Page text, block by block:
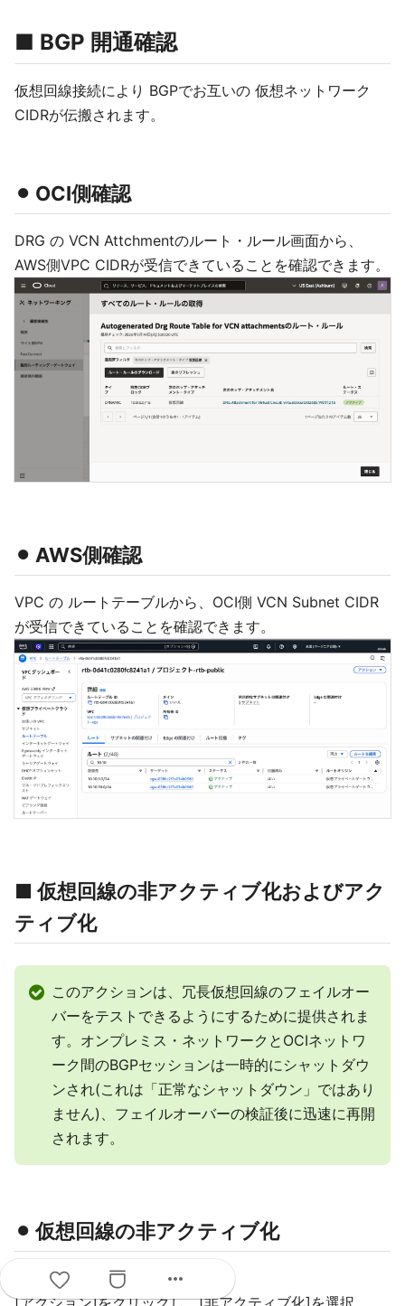
■ BGP 開通確認
仮想回線接続により BGPでお互いの 仮想ネットワーク
CIDRが伝搬されます。
⚫︎ OCI側確認
DRG の VCN Attchmentのルート・ルール画面から、
AWS側VPC CIDRが受信できていることを確認できます。
⚫︎ AWS側確認
VPC の ルートテーブルから、OCI側 VCN Subnet CIDR
が受信できていることを確認できます。
■ 仮想回線の非アクティブ化およびアク
ティブ化
このアクションは、冗長仮想回線のフェイルオー
バーをテストできるようにするために提供されま
す。オンプレミス・ネットワークとOCIネットワ
ーク間のBGPセッションは一時的にシャットダウ
ンされ(これは「正常なシャットダウン」ではあり
ません)、フェイルオーバーの検証後に迅速に再開
されます。
⚫︎ 仮想回線の非アクティブ化
1) FastConnect画面
[アクション]をクリックし、[非アクティブ化]を選択
more_horiz